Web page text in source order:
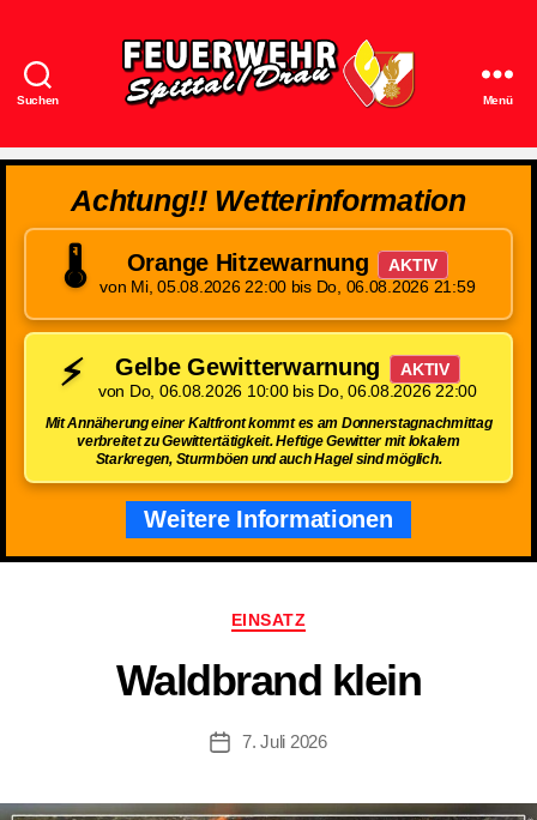
Suchen
Spittal/Drau
Menü
Achtung!! Wetterinformation
🌡️ Orange Hitzewarnung
AKTIV
von Mi, 05.08.2026 22:00 bis Do, 06.08.2026 21:59
⚡ Gelbe Gewitterwarnung
AKTIV
von Do, 06.08.2026 10:00 bis Do, 06.08.2026 22:00
Mit Annäherung einer Kaltfront kommt es am Donnerstagnachmittag
verbreitet zu Gewittertätigkeit. Heftige Gewitter mit lokalem
Starkregen, Sturmböen und auch Hagel sind möglich.
Weitere Informationen
Kategorien
EINSATZ
Waldbrand klein
Beitragsdatum
7. Juli 2026